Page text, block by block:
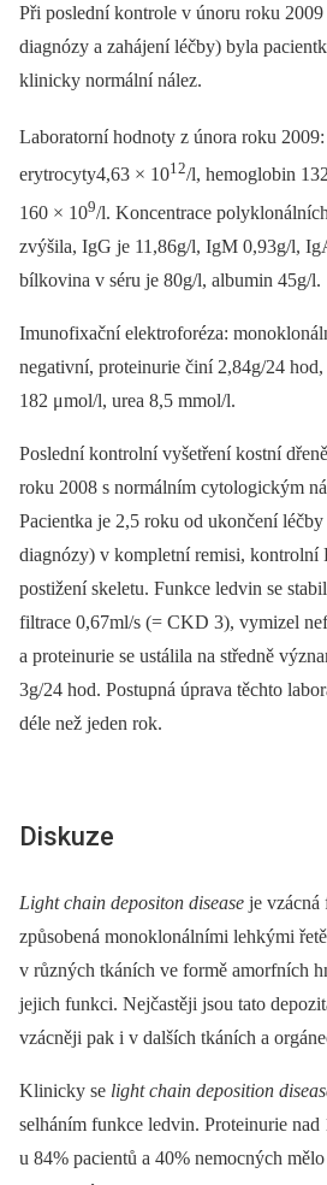
Při poslední kontrole v únoru roku
diagnózy a zahájení léčby) byla
klinicky normální nález.
Laboratorní hodnoty z února roku
erytrocyty4,63 × 1012/l, hemoglobin
160 × 109/l. Koncentrace
zvýšila, IgG je 11,86g/l, IgM 0,93g/l,
bílkovina v séru je 80g/l, albumin 45g/l.
Imunofixační elektroforéza:
negativní, proteinurie činí 2,84g/24
182 μmol/l, urea 8,5 mmol/l.
Poslední kontrolní vyšetření kostní
roku 2008 s normálním cytologickým
Pacientka je 2,5 roku od ukončení
diagnózy) v kompletní remisi, kontrolní
postižení skeletu. Funkce ledvin se
filtrace 0,67ml/s (= CKD 3), vymizel
a proteinurie se ustálila na středně
3g/24 hod. Postupná úprava těchto
déle než jeden rok.
Diskuze
Light chain depositon disease je vzácná
způsobená monoklonálními lehkými
v různých tkáních ve formě amorfních
jejich funkci. Nejčastěji jsou tato
vzácněji pak i v dalších tkáních a
Klinicky se light chain deposition
selháním funkce ledvin. Proteinurie nad
u 84% pacientů a 40% nemocných